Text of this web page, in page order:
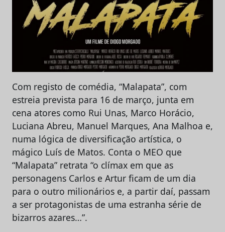
Com registo de comédia, “Malapata”, com
estreia prevista para 16 de março, junta em
cena atores como Rui Unas, Marco Horácio,
Luciana Abreu, Manuel Marques, Ana Malhoa e,
numa lógica de diversificação artística, o
mágico Luís de Matos. Conta o MEO que
“Malapata” retrata “o clímax em que as
personagens Carlos e Artur ficam de um dia
para o outro milionários e, a partir daí, passam
a ser protagonistas de uma estranha série de
bizarros azares…”.